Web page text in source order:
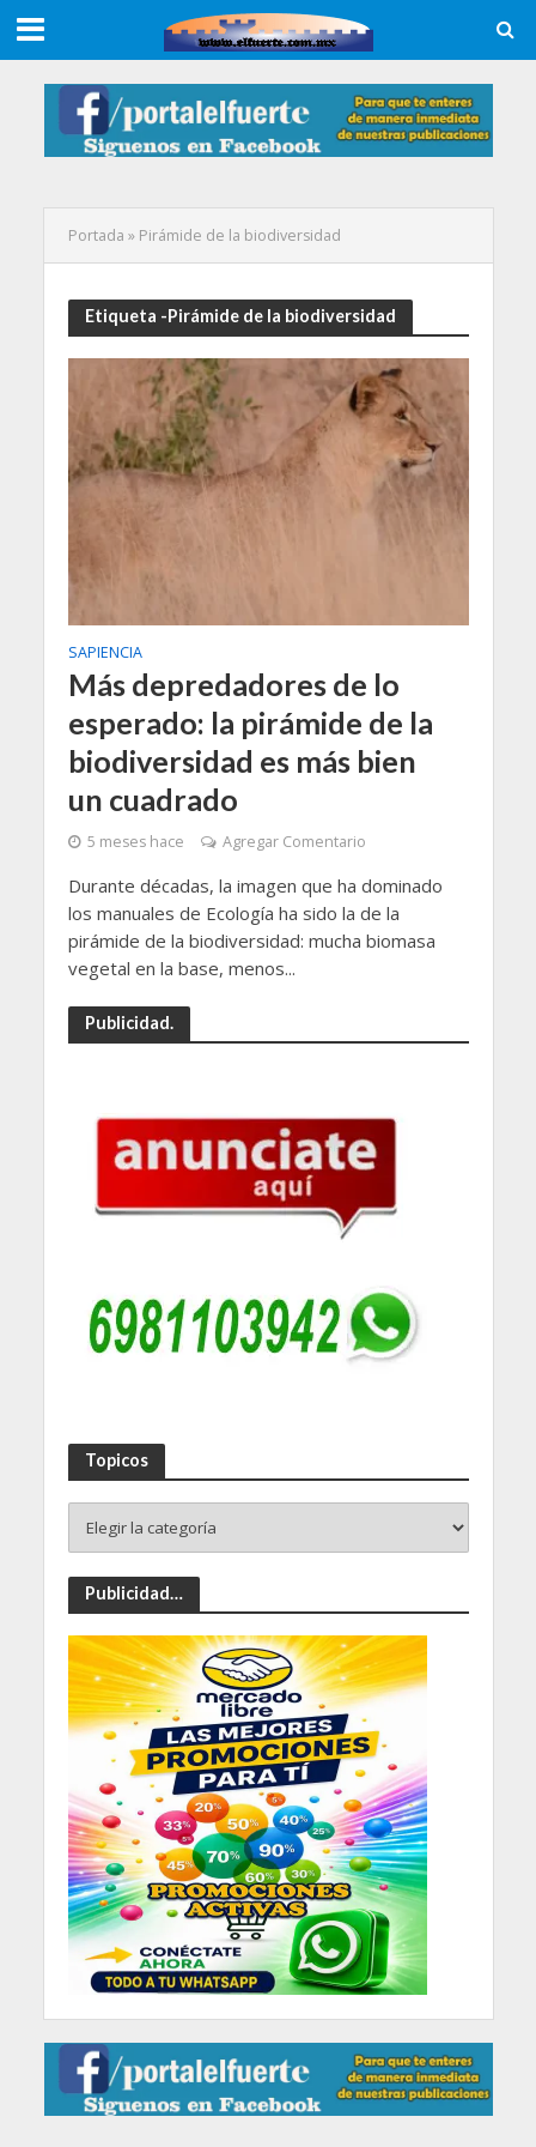
Portada » Pirámide de la biodiversidad
Etiqueta -Pirámide de la biodiversidad
SAPIENCIA
Más depredadores de lo
esperado: la pirámide de la
biodiversidad es más bien
un cuadrado
5 meses hace Agregar Comentario
Durante décadas, la imagen que ha dominado
los manuales de Ecología ha sido la de la
pirámide de la biodiversidad: mucha biomasa
vegetal en la base, menos...
Publicidad.
Topicos
Publicidad…